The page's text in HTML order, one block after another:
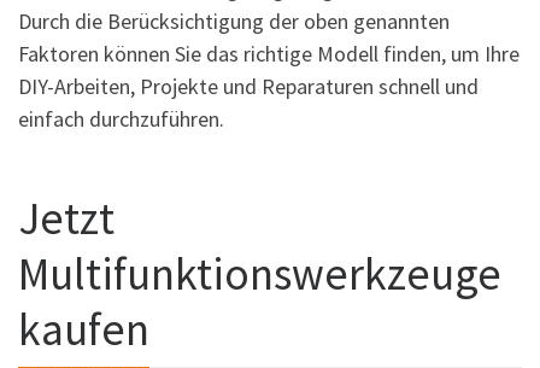
Durch die Berücksichtigung der oben genannten
Faktoren können Sie das richtige Modell finden, um Ihre
DIY-Arbeiten, Projekte und Reparaturen schnell und
einfach durchzuführen.
Jetzt
Multifunktionswerkzeuge
kaufen